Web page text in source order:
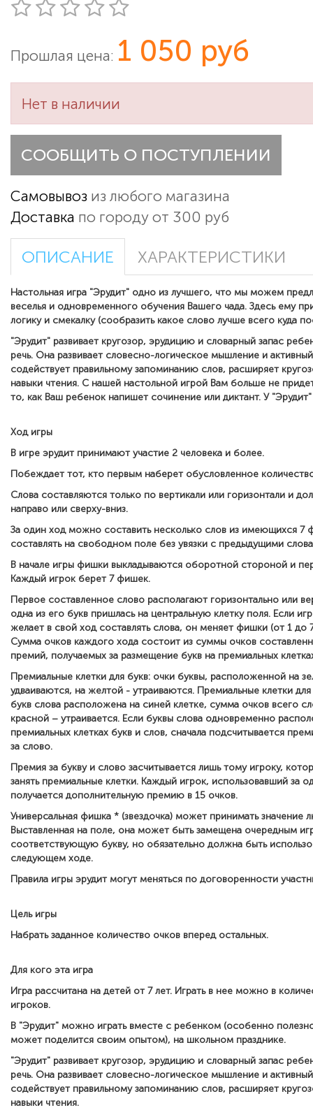
Прошлая цена: 1 050 руб
Нет в наличии
СООБЩИТЬ О ПОСТУПЛЕНИИ
Самовывоз из любого магазина
Доставка по городу от 300 руб
ОПИСАНИЕ ХАРАКТЕРИСТИКИ
Настольная игра "Эрудит" одно из лучшего, что мы можем
веселья и одновременного обучения Вашего чада. Здесь ему
логику и смекалку (сообразить какое слово лучше всего куда
"Эрудит" развивает кругозор, эрудицию и словарный запас
речь. Она развивает словесно-логическое мышление и
содействует правильному запоминанию слов, расширяет
навыки чтения. С нашей настольной игрой Вам больше не
то, как Ваш ребенок напишет сочинение или диктант. У
Ход игры
В игре эрудит принимают участие 2 человека и более.
Побеждает тот, кто первым наберет обусловленное
Слова составляются только по вертикали или горизонтали и
направо или сверху-вниз.
За один ход можно составить несколько слов из имеющихся 7
составлять на свободном поле без увязки с предыдущими
В начале игры фишки выкладываются оборотной стороной и
Каждый игрок берет 7 фишек.
Первое составленное слово располагают горизонтально или
одна из его букв пришлась на центральную клетку поля. Если
желает в свой ход составлять слова, он меняет фишки (от 1 до
Сумма очков каждого хода состоит из суммы очков
премий, получаемых за размещение букв на премиальных
Премиальные клетки для букв: очки буквы, расположенной на
удваиваются, на желтой - утраиваются. Премиальные клетки
букв слова расположена на синей клетке, сумма очков всего
красной – утраивается. Если буквы слова одновременно
премиальных клетках букв и слов, сначала подсчитывается
за слово.
Премия за букву и слово засчитывается лишь тому игроку,
занять премиальные клетки. Каждый игрок, использовавший за
получается дополнительную премию в 15 очков.
Универсальная фишка * (звездочка) может принимать значение
Выставленная на поле, она может быть замещена очередным
соответствующую букву, но обязательно должна быть
следующем ходе.
Правила игры эрудит могут меняться по договоренности
Цель игры
Набрать заданное количество очков вперед остальных.
Для кого эта игра
Игра рассчитана на детей от 7 лет. Играть в нее можно в
игроков.
В "Эрудит" можно играть вместе с ребенком (особенно
может поделится своим опытом), на школьном празднике.
"Эрудит" развивает кругозор, эрудицию и словарный запас
речь. Она развивает словесно-логическое мышление и
содействует правильному запоминанию слов, расширяет
навыки чтения.